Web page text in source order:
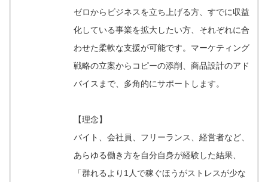
ゼロからビジネスを立ち上げる方、すでに収益
化している事業を拡大したい方、それぞれに合
わせた柔軟な支援が可能です。マーケティング
戦略の立案からコピーの添削、商品設計のアド
バイスまで、多角的にサポートします。
【理念】
バイト、会社員、フリーランス、経営者など、
あらゆる働き方を自分自身が経験した結果、
「群れるより1人で稼ぐほうがストレスが少な